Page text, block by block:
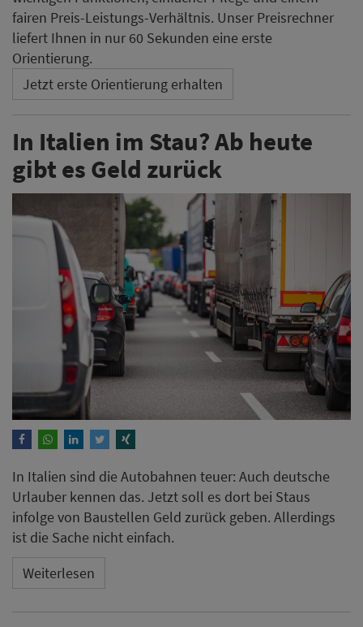
fairen Preis-Leistungs-Verhältnis. Unser Preisrechner
liefert Ihnen in nur 60 Sekunden eine erste
Orientierung.
Jetzt erste Orientierung erhalten
In Italien im Stau? Ab heute
gibt es Geld zurück
In Italien sind die Autobahnen teuer: Auch deutsche
Urlauber kennen das. Jetzt soll es dort bei Staus
infolge von Baustellen Geld zurück geben. Allerdings
ist die Sache nicht einfach.
Weiterlesen